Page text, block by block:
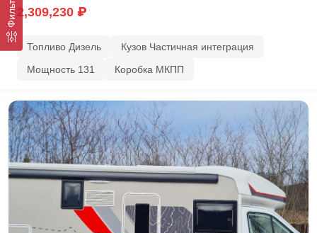
Фильтр 2,309,230 ₽
Топливо Дизель
Кузов Частичная интеграция
Мощность 131
Коробка МКПП